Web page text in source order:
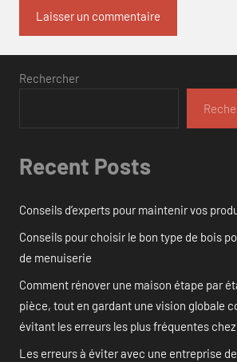
Rechercher
Recent Posts
Conseils d’experts pour maintenir vos
Conseils pour choisir le bon type de bois
de menuiserie
Comment rénover une maison étape par
pièce, tout en gardant une vision globale
évitant les erreurs les plus fréquentes
Les erreurs à éviter avec une entreprise